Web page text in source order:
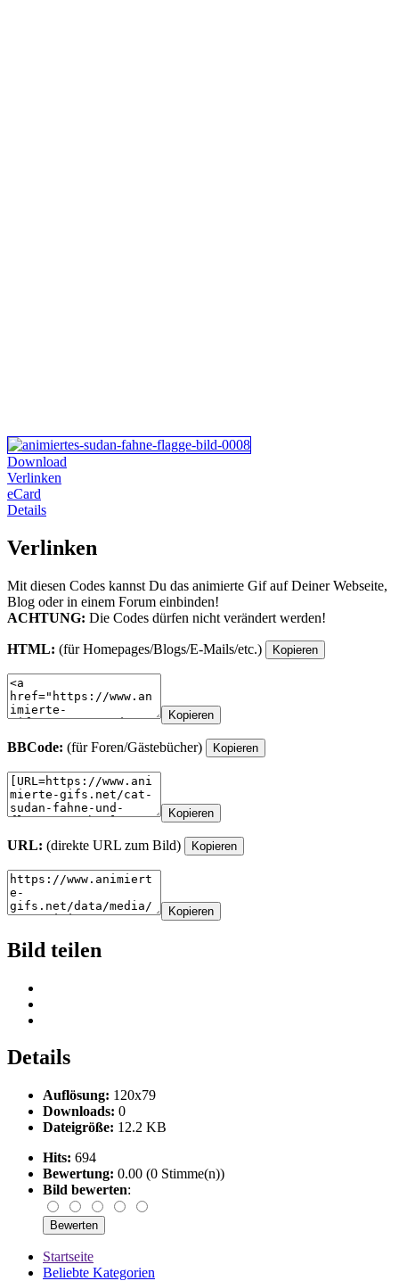
Download
Verlinken
eCard
Details
Verlinken
Mit diesen Codes kannst Du das animierte Gif auf Deiner Webseite,
Blog oder in einem Forum einbinden!
ACHTUNG: Die Codes dürfen nicht verändert werden!
HTML: (für Homepages/Blogs/E-Mails/etc.) Kopieren
Kopieren
BBCode: (für Foren/Gästebücher) Kopieren
Kopieren
URL: (direkte URL zum Bild) Kopieren
Kopieren
Bild teilen
Details
Auflösung: 120x79
Downloads: 0
Dateigröße: 12.2 KB
Hits: 694
Bewertung: 0.00 (0 Stimme(n))
Bild bewerten:
Startseite
Beliebte Kategorien